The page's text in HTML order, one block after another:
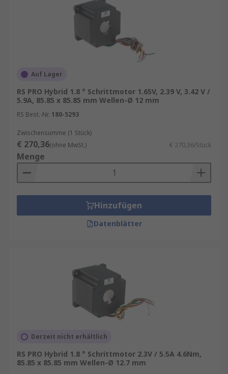
Auf Lager
RS PRO Hybrid 1.8 ° Schrittmotor 1.65V, 2.39 V, 3.42 V /
5.9A, 85.85 x 85.85 mm Wellen-Ø 12 mm
RS Best.-Nr. 180-5293
Zwischensumme (1 Stück)
€ 270,36(ohne MwSt.) € 270,36/Stück
Menge
Hinzufügen
Datenblätter
Derzeit nicht erhältlich
RS PRO Hybrid 1.8 ° Schrittmotor 2.3V / 5.5A 4.6Nm,
85.85 x 85.85 mm Wellen-Ø 12.7 mm